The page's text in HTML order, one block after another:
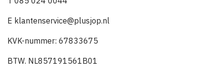
E klantenservice@plusjop.nl
KVK-nummer: 67833675
BTW. NL857191561B01